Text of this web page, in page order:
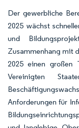
Der gewerbliche
2025 wächst
und
Zusammenhang mit
2025 einen großen
Vereinigten
Anforderungen für